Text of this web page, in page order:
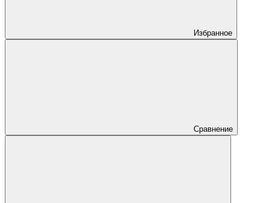
Избранное
Сравнение